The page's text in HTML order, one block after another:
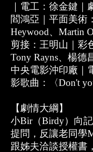
｜電工：徐金鍵
閻鴻亞｜平面美術
Heywood、Martin
剪接：王明山｜彩
Tony Rayns、楊德
中央電影沖印廠｜
影歌曲：〈Don't
【劇情大綱】
小Bir（Birdy）向
提問，反讓老同學
跟姊夫洽談授權書